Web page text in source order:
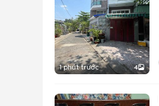
1 phút trước 4